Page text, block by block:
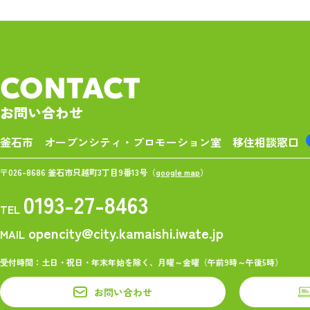
CONTACT
お問い合わせ
釜石市 オープンシティ・プロモーション室 移住相談窓口
〒026-8686 釜石市只越町3丁目9番13号（google map）
TEL 0193-27-8463
MAIL opencity@city.kamaishi.iwate.jp
受付時間：土日・祝日・年末年始を除く、月曜～金曜（午前9時～午後5時）
お問い合わせ